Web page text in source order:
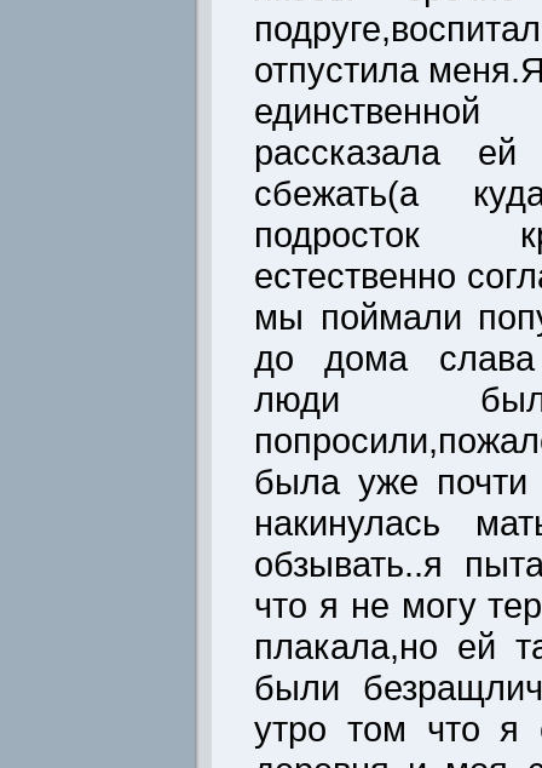
отпустила
рассказала
сбежать(а
подросток
естественно
мы поймали
до дома слава
люди
была уже
накинулась
обзывать..я
что я не могу
плакала,но ей
были
утро том что я